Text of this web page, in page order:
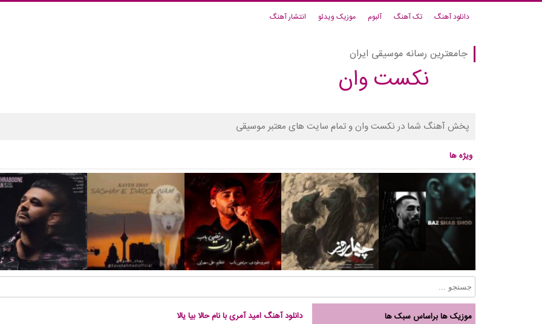
دانلود آهنگ تک آهنگ آلبوم موزیک ویدئو انتشار آهنگ
جامعترین رسانه موسیقی ایران
نکست وان
پخش آهنگ شما در نکست وان و تمام سایت های معتبر موسیقی
ویژه ها
موزیک ها براساس سبک ها دانلود آهنگ امید آمری با نام حالا بیا یالا